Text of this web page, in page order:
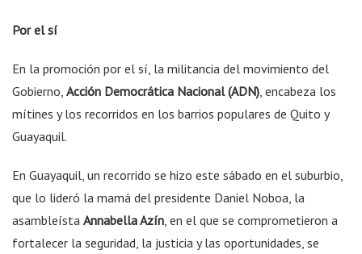
Por el sí
En la promoción por el sí, la militancia del movimiento del
Gobierno, Acción Democrática Nacional (ADN) , encabeza los
mítines y los recorridos en los barrios populares de Quito y
Guayaquil.
En Guayaquil, un recorrido se hizo este sábado en el suburbio,
que lo lideró la mamá del presidente Daniel Noboa, la
asambleísta Annabella Azín , en el que se comprometieron a
fortalecer la seguridad, la justicia y las oportunidades, se